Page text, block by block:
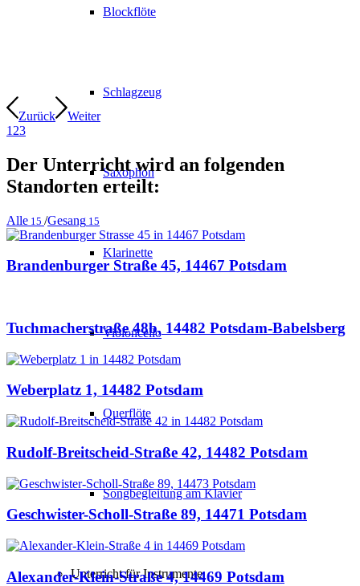
Blockflöte
Schlagzeug
Saxophon
Klarinette
Violoncello
Querflöte
Songbegleitung am Klavier
Unterricht für Instrumente
Zurück
Weiter
1 23
Der Unterricht wird an folgenden
Standorten erteilt:
Alle 15 /Gesang 15
Brandenburger Straße 45, 14467 Potsdam
Tuchmacherstraße 48b, 14482 Potsdam-Babelsberg
Weberplatz 1, 14482 Potsdam
Rudolf-Breitscheid-Straße 42, 14482 Potsdam
Geschwister-Scholl-Straße 89, 14471 Potsdam
Alexander-Klein-Straße 4, 14469 Potsdam